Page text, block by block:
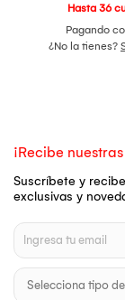
Hasta 36
Pagando
¿No la tienes?
¡Recibe
Suscríbete y
exclusivas y